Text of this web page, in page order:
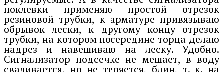
поклевки применяю простой отрезок
резиновой трубки, к арматуре привязываю
обрывок лески, к другому концу отрезок
трубки, на котором посередине торца делаю
надрез и навешиваю на леску. Удобно.
Сигнализатор подсечке не мешает, в воду
сваливается, но не теряется, блин, т. к. на